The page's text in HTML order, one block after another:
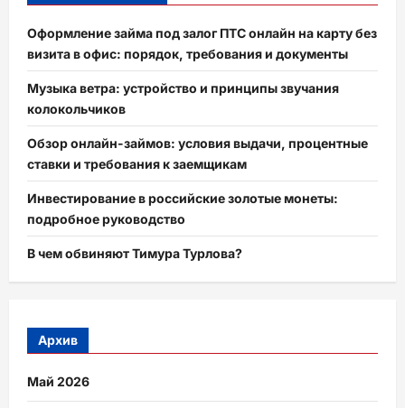
Оформление займа под залог ПТС онлайн на карту без
визита в офис: порядок, требования и документы
Музыка ветра: устройство и принципы звучания
колокольчиков
Обзор онлайн-займов: условия выдачи, процентные
ставки и требования к заемщикам
Инвестирование в российские золотые монеты:
подробное руководство
В чем обвиняют Тимура Турлова?
Архив
Май 2026